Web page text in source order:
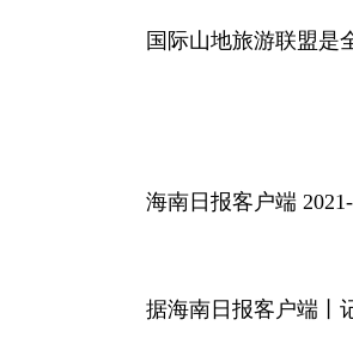
国际山地旅游联盟是
海南日报客户端
据海南日报客户端丨